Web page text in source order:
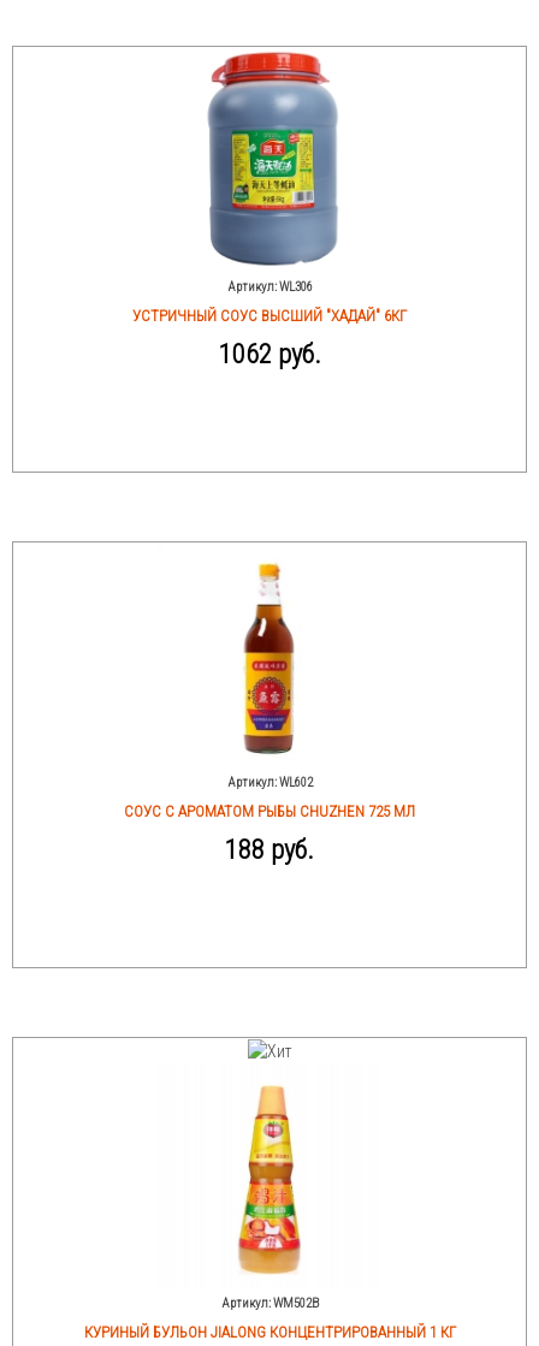
Артикул:WL306
УСТРИЧНЫЙ СОУС ВЫСШИЙ "ХАДАЙ" 6КГ
1062 руб.
Артикул:WL602
СОУС С АРОМАТОМ РЫБЫ CHUZHEN 725 МЛ
188 руб.
Артикул:WM502B
КУРИНЫЙ БУЛЬОН JIALONG КОНЦЕНТРИРОВАННЫЙ 1 КГ